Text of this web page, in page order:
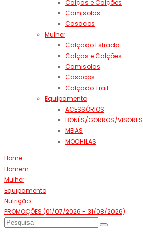
Calças e Calções
Camisolas
Casacos
Mulher
Calçado Estrada
Calças e Calções
Camisolas
Casacos
Calçado Trail
Equipamento
ACESSÓRIOS
BONÉS/GORROS/VISORES
MEIAS
MOCHILAS
Home
Homem
Mulher
Equipamento
Nutrição
PROMOÇÕES (01/07/2026 - 31/08/2026)